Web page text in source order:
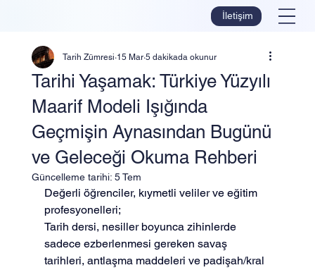
İletişim
Tarihi Yaşamak: Türkiye Yüzyılı
Maarif Modeli Işığında
Geçmişin Aynasından Bugünü
ve Geleceği Okuma Rehberi
Tarih Zümresi 15 Mar 5 dakikada okunur
Güncelleme tarihi: 5 Tem
Değerli öğrenciler, kıymetli veliler ve eğitim
profesyonelleri;
Tarih dersi, nesiller boyunca zihinlerde
sadece ezberlenmesi gereken savaş
tarihleri, antlaşma maddeleri ve padişah/kral